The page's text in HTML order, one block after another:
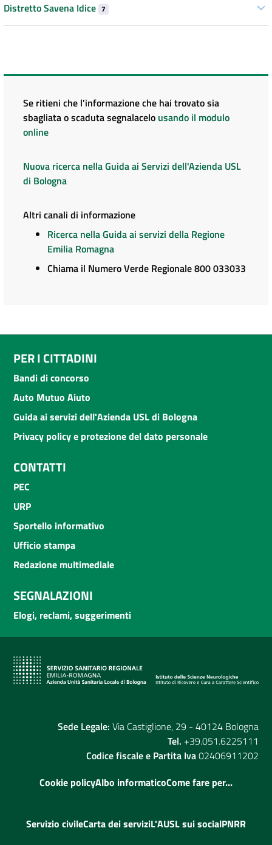
Distretto Savena Idice 7
Se ritieni che l'informazione che hai trovato sia
sbagliata o scaduta segnalacelo usando il modulo
online
Nuova ricerca nella Guida ai Servizi dell'Azienda USL
di Bologna
Altri canali di informazione
Ricerca nella Guida ai servizi della Regione
Emilia Romagna
Chiama il Numero Verde Regionale 800 033033
PER I CITTADINI
Bandi di concorso
Auto Mutuo Aiuto
Guida ai servizi dell'Azienda USL di Bologna
Privacy policy e protezione del dato personale
CONTATTI
PEC
URP
Sportello informativo
Ufficio stampa
Redazione multimediale
SEGNALAZIONI
Elogi, reclami, suggerimenti
Sede Legale: Via Castiglione, 29 - 40124 Bologna
Tel. +39.051.6225111
Codice fiscale e Partita Iva02406911202
Cookie policyAlbo informaticoCome fare per...
Servizio civileCarta dei serviziL'AUSL sui socialPNRR